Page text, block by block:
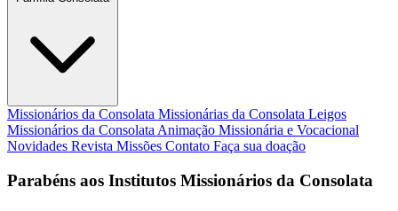
Missionários da Consolata Missionárias da Consolata Leigos
Missionários da Consolata Animação Missionária e Vocacional
Novidades Revista Missões Contato Faça sua doação
Parabéns aos Institutos Missionários da Consolata